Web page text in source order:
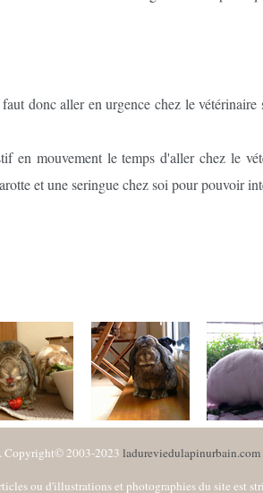
donc aller en urgence chez le
en mouvement le temps d'aller chez le
et une seringue chez soi pour pouvoir
Copyright© 2003-2023 ladureviedulapinurbain.com
ou d'illustrations et photographies du site est